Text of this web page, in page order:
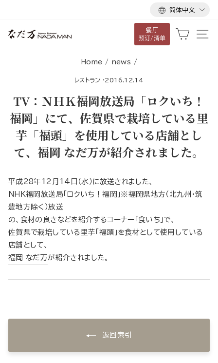
语
言
简体中文
餐厅
预订/清单
大车
Home / news /
レストラン ·2016.12.14
TV：ＮＨＫ福岡放送局「ロクいち！
福岡」にて、佐賀県で栽培している里
芋「福頭」を使用している店舗とし
て、福岡 なだ万が紹介されました。
平成28年12月14日（水）に放送されました、
ＮＨＫ福岡放送局「ロクいち！福岡」※福岡県地方（北九州・筑
豊地方除く）放送
の、食材の良さなどを紹介するコーナー「食いち」で、
佐賀県で栽培している里芋「福頭」を食材として使用している
店舗として、
福岡 なだ万が紹介されました。
返回索引